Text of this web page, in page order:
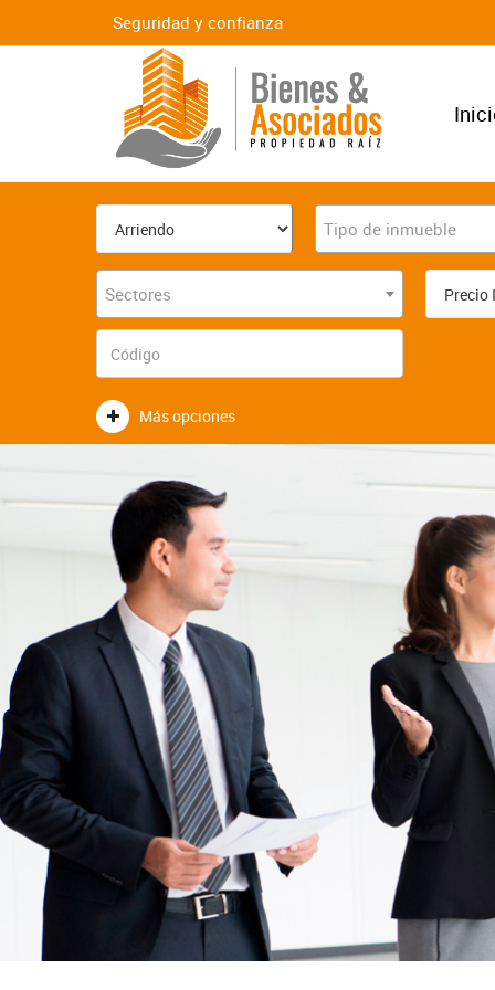
Seguridad y confianza
Tipo de inmueble
Sectores
Más opciones